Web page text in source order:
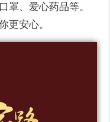
罩、爱心药品等。
更安心。